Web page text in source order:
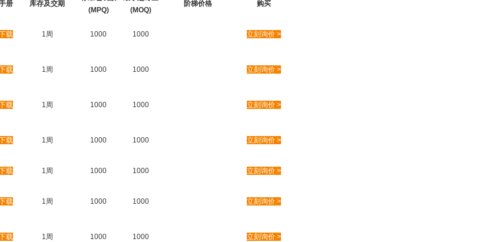
册 库存及交期
(MPQ)
(MOQ)
阶梯价格 购买
载 1周 1000 1000 立刻询价 >
载 1周 1000 1000 立刻询价 >
载 1周 1000 1000 立刻询价 >
载 1周 1000 1000 立刻询价 >
载 1周 1000 1000 立刻询价 >
载 1周 1000 1000 立刻询价 >
载 1周 1000 1000 立刻询价 >